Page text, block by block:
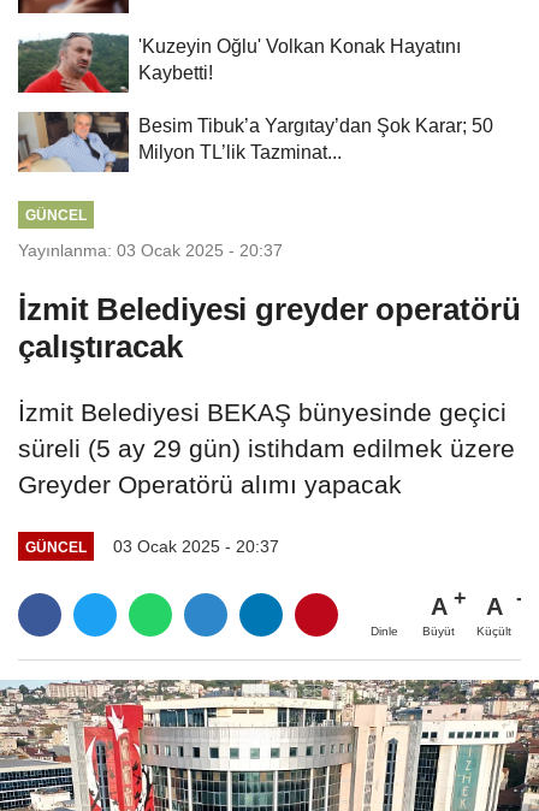
'Kuzeyin Oğlu' Volkan Konak Hayatını
Kaybetti!
Besim Tibuk’a Yargıtay’dan Şok Karar; 50
Milyon TL’lik Tazminat...
GÜNCEL
Yayınlanma: 03 Ocak 2025 - 20:37
İzmit Belediyesi greyder operatörü
çalıştıracak
İzmit Belediyesi BEKAŞ bünyesinde geçici
süreli (5 ay 29 gün) istihdam edilmek üzere
Greyder Operatörü alımı yapacak
GÜNCEL 03 Ocak 2025 - 20:37
Dinle
A
Büyüt
A
Küçült